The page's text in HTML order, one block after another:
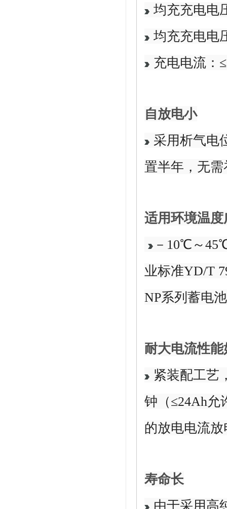
均充充电电
均充充电电
充电电流：
自放电小
采用析气电
置半年，无
适用环境温度
－10℃～
业标准YD/T
NP系列蓄电
耐大电流性能
紧装配工艺
钟（≤24Ah允
的放电电流
寿命长
由于采用高